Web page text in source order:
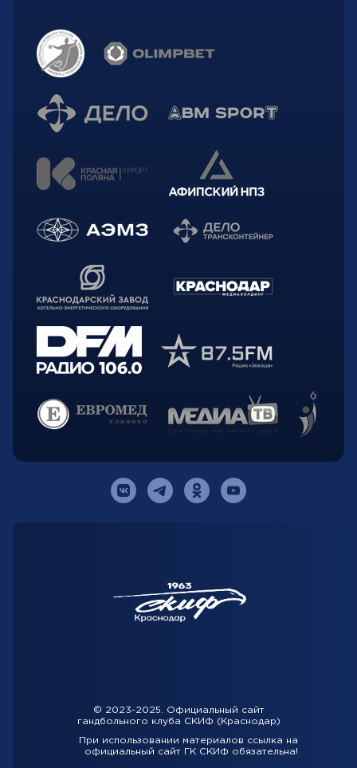
© 2023-2025. Официальный сайт
гандбольного клуба СКИФ (Краснодар)
При использовании материалов ссылка на
официальный сайт ГК СКИФ обязательна!